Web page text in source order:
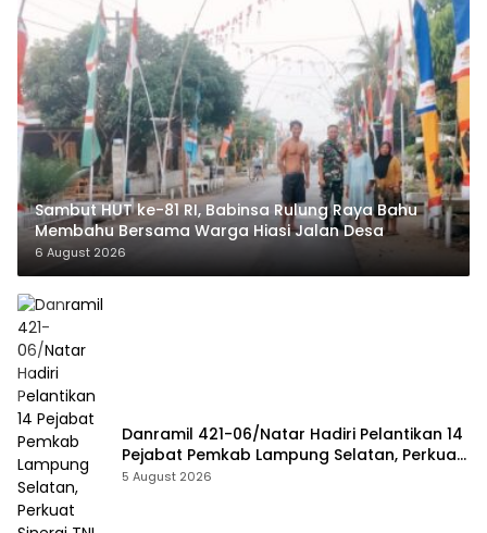
Sambut HUT ke-81 RI, Babinsa Rulung Raya Bahu
Membahu Bersama Warga Hiasi Jalan Desa
6 August 2026
Danramil 421-06/Natar Hadiri Pelantikan 14
Pejabat Pemkab Lampung Selatan, Perkuat
Sinergi TNI dan Pemerintah Daerah
5 August 2026